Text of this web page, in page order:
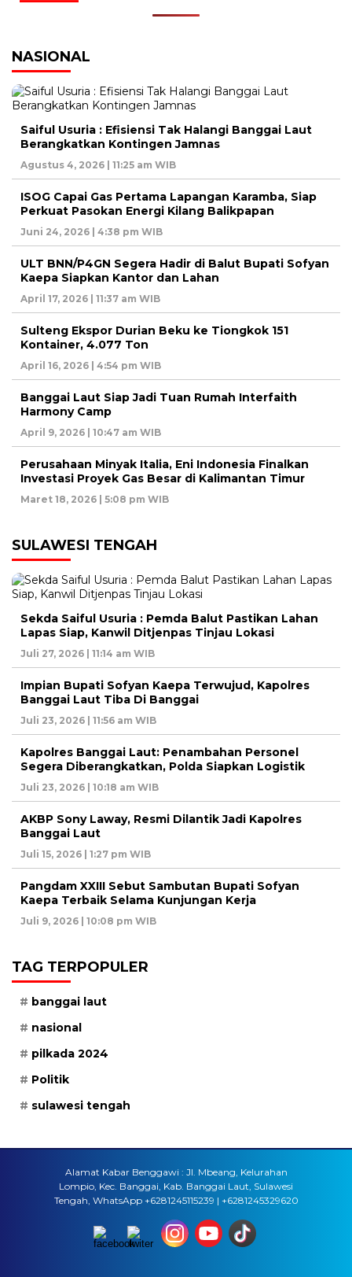
NASIONAL
Saiful Usuria : Efisiensi Tak Halangi Banggai Laut
Berangkatkan Kontingen Jamnas
Agustus 4, 2026 | 11:25 am WIB
ISOG Capai Gas Pertama Lapangan Karamba, Siap
Perkuat Pasokan Energi Kilang Balikpapan
Juni 24, 2026 | 4:38 pm WIB
ULT BNN/P4GN Segera Hadir di Balut Bupati Sofyan
Kaepa Siapkan Kantor dan Lahan
April 17, 2026 | 11:37 am WIB
Sulteng Ekspor Durian Beku ke Tiongkok 151
Kontainer, 4.077 Ton
April 16, 2026 | 4:54 pm WIB
Banggai Laut Siap Jadi Tuan Rumah Interfaith
Harmony Camp
April 9, 2026 | 10:47 am WIB
Perusahaan Minyak Italia, Eni Indonesia Finalkan
Investasi Proyek Gas Besar di Kalimantan Timur
Maret 18, 2026 | 5:08 pm WIB
SULAWESI TENGAH
Sekda Saiful Usuria : Pemda Balut Pastikan Lahan
Lapas Siap, Kanwil Ditjenpas Tinjau Lokasi
Juli 27, 2026 | 11:14 am WIB
Impian Bupati Sofyan Kaepa Terwujud, Kapolres
Banggai Laut Tiba Di Banggai
Juli 23, 2026 | 11:56 am WIB
Kapolres Banggai Laut: Penambahan Personel
Segera Diberangkatkan, Polda Siapkan Logistik
Juli 23, 2026 | 10:18 am WIB
AKBP Sony Laway, Resmi Dilantik Jadi Kapolres
Banggai Laut
Juli 15, 2026 | 1:27 pm WIB
Pangdam XXIII Sebut Sambutan Bupati Sofyan
Kaepa Terbaik Selama Kunjungan Kerja
Juli 9, 2026 | 10:08 pm WIB
TAG TERPOPULER
banggai laut
nasional
pilkada 2024
Politik
sulawesi tengah
Alamat Kabar Benggawi : Jl. Mbeang, Kelurahan
Lompio, Kec. Banggai, Kab. Banggai Laut, Sulawesi
Tengah, WhatsApp +6281245115239 | +6281245329620